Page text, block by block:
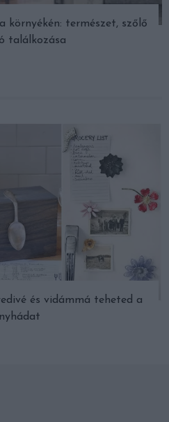
környékén: természet, szőlő
találkozása
és vidámmá teheted a